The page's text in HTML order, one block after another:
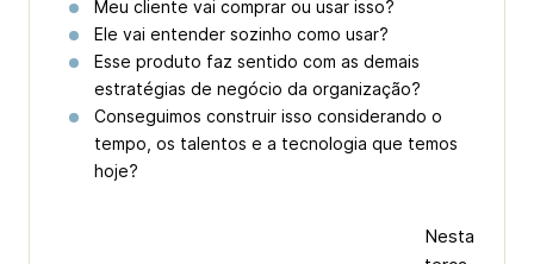
Meu cliente vai comprar ou usar isso?
Ele vai entender sozinho como usar?
Esse produto faz sentido com as demais
estratégias de negócio da organização?
Conseguimos construir isso considerando o
tempo, os talentos e a tecnologia que temos
hoje?
Nesta